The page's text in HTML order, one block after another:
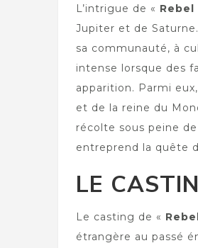
L’intrigue de « Rebel
Jupiter et de
sa communauté, à
intense lorsque des
apparition. Parmi
et de la reine du
récolte sous peine
entreprend la quête
LE
Le casting de «
étrangère au passé